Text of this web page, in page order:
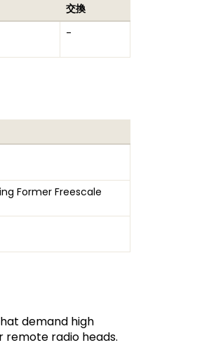
交換
-
Former Freescale
demand high
remote radio heads.